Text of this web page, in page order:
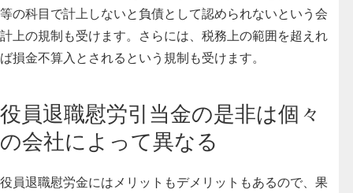
等の科目で計上しないと負債として認められないという 会
計上の規制 も受けます。さらには、税務上の範囲を超えれ
ば損金不算入とされるという規制 も受けます。
役員退職慰労引当金の是非は個々
の会社によって異なる
役員退職慰労金にはメリットもデメリットもあるので、果